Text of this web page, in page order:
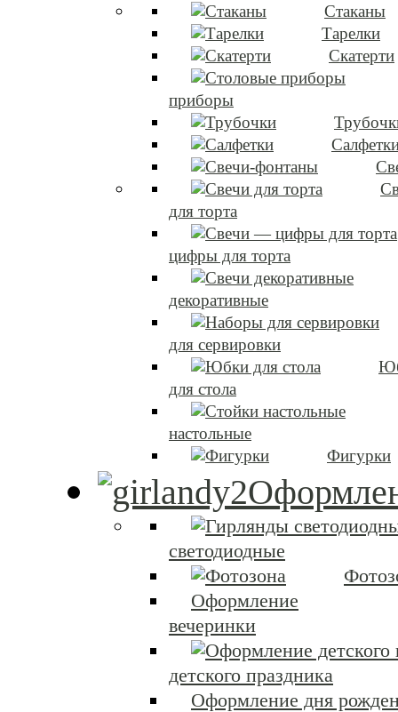
Стаканы
Тарелки
Скатерти
приборы
для торта
цифры для торта
декоративные
для сервировки
для стола
настольные
Фигурки
светодиодные
Оформление
вечеринки
детского праздника
Оформление дня